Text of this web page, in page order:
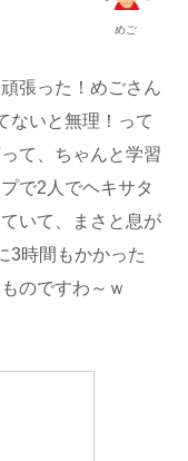
めご
張った！めごさん
ないと無理！って
て、ちゃんと学習
で2人でヘキサタ
いて、まさと息が
3時間もかかった
のですわ～ｗ